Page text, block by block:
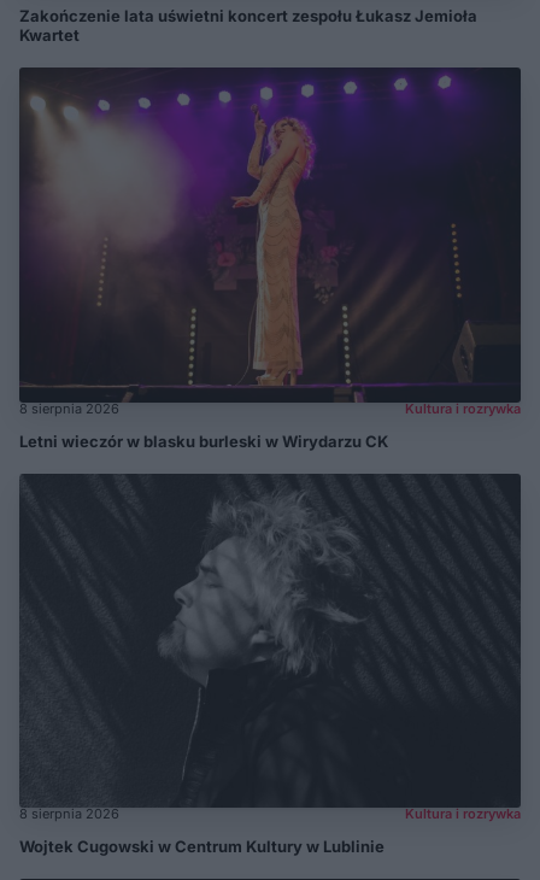
Zakończenie lata uświetni koncert zespołu Łukasz Jemioła
Kwartet
8 sierpnia 2026 Kultura i rozrywka
Letni wieczór w blasku burleski w Wirydarzu CK
8 sierpnia 2026 Kultura i rozrywka
Wojtek Cugowski w Centrum Kultury w Lublinie